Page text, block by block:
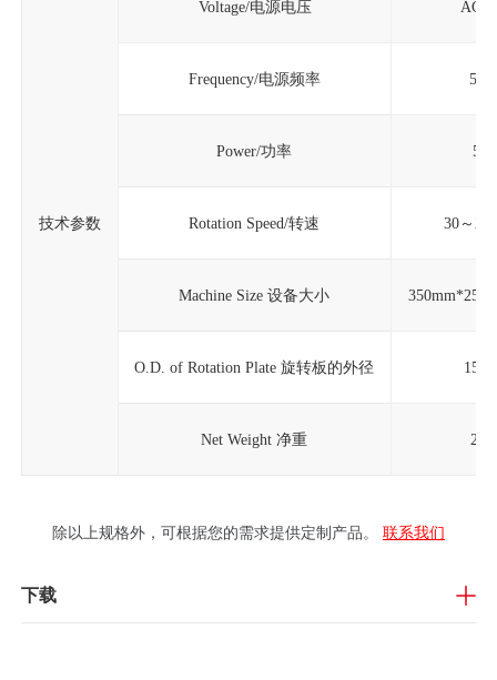
技术参数
Voltage/电源电压
Frequency/电源频率
Power/功率
Rotation Speed/转速 30～
Machine Size 设备大小
O.D. of Rotation Plate 旋转板的外径
Net Weight 净重
除以上规格外，可根据您的需求提供定制产品。 联系我们
下载